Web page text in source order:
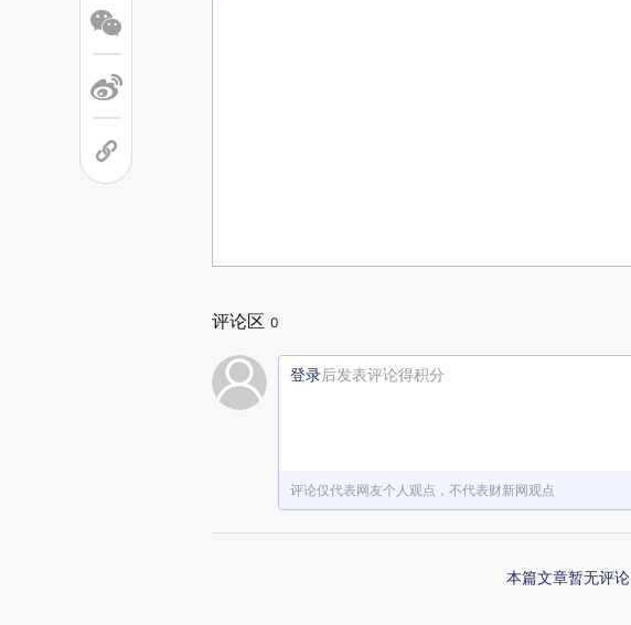
评论区 0
登录后发表评论得积分
评论仅代表网友个人观点，不代表财新网观点
本篇文章暂无评论